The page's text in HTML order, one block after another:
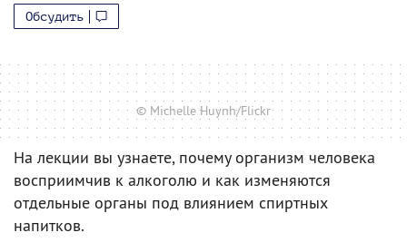
Обсудить
© Michelle Huynh/Flickr
На лекции вы узнаете, почему организм человека
восприимчив к алкоголю и как изменяются
отдельные органы под влиянием спиртных
напитков.